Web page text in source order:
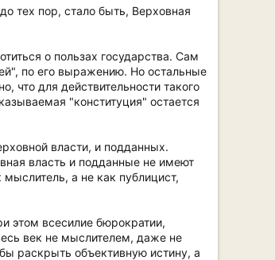
тех пор, стало быть, Верховная
о пользах государства. Сам
по его выражению. Но остальные
что для действительности такого
"конституция" остается
власти, и подданных.
власть и подданные не имеют
а не как публицист,
этом всесилие бюрократии,
век не мыслителем, даже не
раскрыть объективную истину, а